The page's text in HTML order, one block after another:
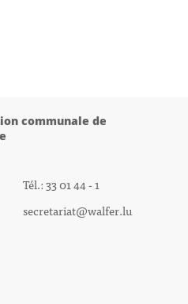
communale de
Tél.: 33 01 44 - 1
secretariat@walfer.lu